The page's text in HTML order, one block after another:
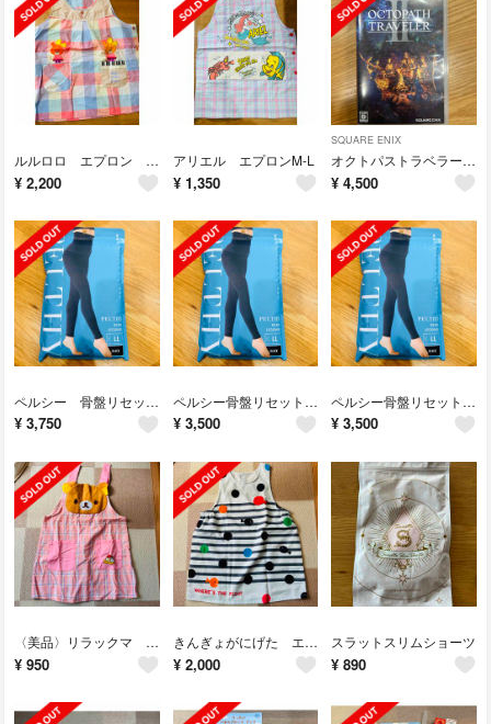
ルルロロ エプロン 3L-4L２枚
¥ 2,200
アリエル エプロンM-L
¥ 1,350
SQUARE ENIX
オクトパストラベラーII Nintendo Switch
¥ 4,500
ペルシー 骨盤リセットレギンスLL
¥ 3,750
ペルシー骨盤リセットレギンス
¥ 3,500
ペルシー骨盤リセットレギンスLL
¥ 3,500
〈美品〉リラックマ エプロン
¥ 950
きんぎょがにげた エプロン
¥ 2,000
スラットスリムショーツ
¥ 890